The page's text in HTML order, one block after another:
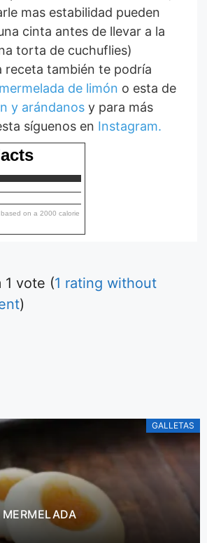
mas estabilidad pueden
cinta antes de llevar a la
torta de cuchuflies)
mermelada de limón o esta de
y arándanos y para más
síguenos en Instagram.
on a 2000 calorie
1 vote (1 rating without
)
Ensalada fácil
de tomates
GALLETAS